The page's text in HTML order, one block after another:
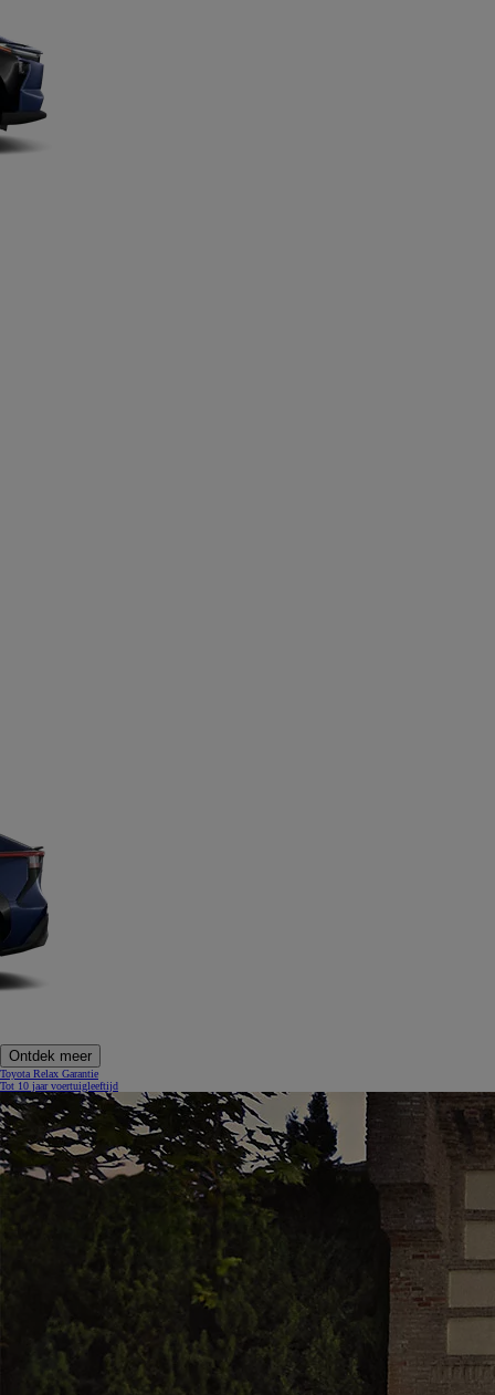
Ontdek meer
Toyota Relax Garantie
Tot 10 jaar voertuigleeftijd